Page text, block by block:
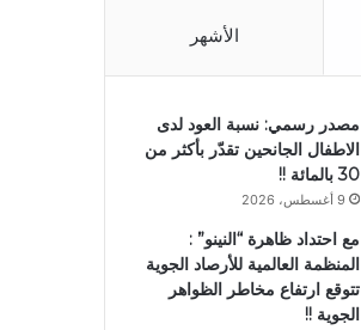
الأشهر
مصدر رسمي: نسبة العود لدى
الاطفال الجانحين تقدّر بأكثر من
30 بالمائة !!
9 أغسطس، 2026
مع احتداد ظاهرة “النينو” :
المنظمة العالمية للأرصاد الجوية
تتوقع ارتفاع مخاطر الظواهر
الجوية !!